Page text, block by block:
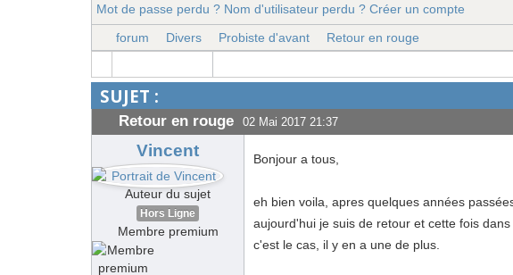
Mot de passe perdu ? Nom d'utilisateur perdu ? Créer un compte
forum
Divers Probiste d'avant Retour en rouge
SUJET :
Retour en rouge 02 Mai 2017 21:37
Vincent
Auteur du sujet
Hors Ligne
Membre premium
Bonjour a tous,
eh bien voila, apres quelques années
aujourd'hui je suis de retour et cette fois
c'est le cas, il y en a une de plus.